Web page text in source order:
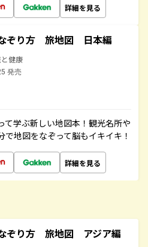
詳細を見る
ぞり方 旅地図 日本編
健康
発売
て学ぶ新しい地図本！観光名所や
地図をなぞって脳もイキイキ！
詳細を見る
ぞり方 旅地図 アジア編